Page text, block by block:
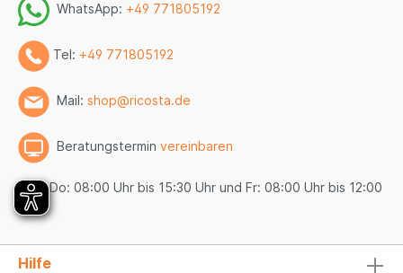
WhatsApp: +49 771805192
Tel: +49 771805192
Mail: shop@ricosta.de
Beratungstermin vereinbaren
Mo - Do: 08:00 Uhr bis 15:30 Uhr und Fr: 08:00 Uhr bis 12:00
Uhr
Hilfe